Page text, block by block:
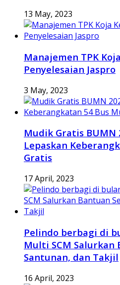
13 May, 2023
Manajemen TPK
Penyelesaian Jaspro
3 May, 2023
Mudik Gratis
Lepaskan
Gratis
17 April, 2023
Pelindo berbagi di
Multi SCM Salurkan
Santunan, dan Takjil
16 April, 2023